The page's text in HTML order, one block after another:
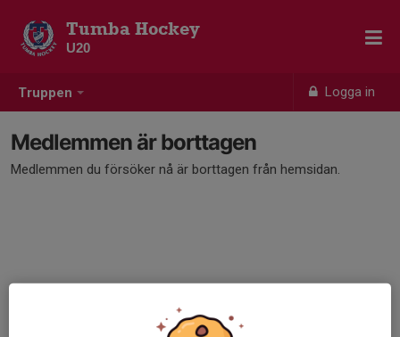
Truppen Logga in
Tumba Hockey
U20
Medlemmen är borttagen
Medlemmen du försöker nå är borttagen från hemsidan.